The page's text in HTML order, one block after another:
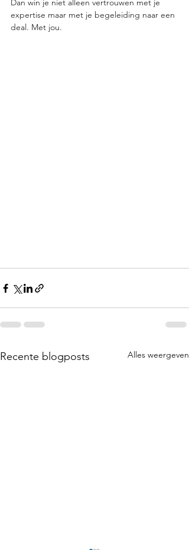
Dan win je niet alleen vertrouwen met je
expertise maar met je begeleiding naar een
deal. Met jou.
Recente blogposts Alles weergeven